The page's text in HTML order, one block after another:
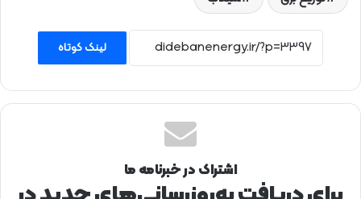
لینک کوتاه
اشتراک در خبرنامه ما